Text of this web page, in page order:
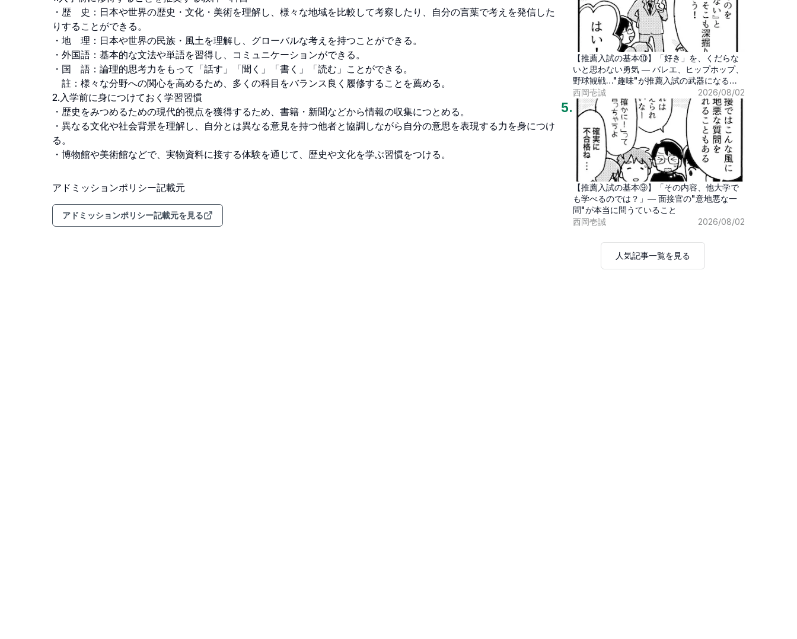
・歴　史：日本や世界の歴史・文化・美術を理解し、様々な地域を比較して考察したり、自分の言葉で考えを発信した
りすることができる。
・地　理：日本や世界の民族・風土を理解し、グローバルな考えを持つことができる。
・外国語：基本的な文法や単語を習得し、コミュニケーションができる。
・国　語：論理的思考力をもって「話す」「聞く」「書く」「読む」ことができる。
註：様々な分野への関心を高めるため、多くの科目をバランス良く履修することを薦める。
2.入学前に身につけておく学習習慣
・歴史をみつめるための現代的視点を獲得するため、書籍・新聞などから情報の収集につとめる。
・異なる文化や社会背景を理解し、自分とは異なる意見を持つ他者と協調しながら自分の意思を表現する力を身につけ
る。
・博物館や美術館などで、実物資料に接する体験を通じて、歴史や文化を学ぶ習慣をつける。
アドミッションポリシー記載元
アドミッションポリシー記載元を見る
【推薦入試の基本⑩】「好き」を、くだらな
いと思わない勇気 ― バレエ、ヒップホップ、
野球観戦…"趣味"が推薦入試の武器になる時
代
西岡壱誠 2026/08/02
5.
【推薦入試の基本⑨】「その内容、他大学で
も学べるのでは？」― 面接官の"意地悪な一
問"が本当に問うていること
西岡壱誠
2026/08/02
人気記事一覧を見る